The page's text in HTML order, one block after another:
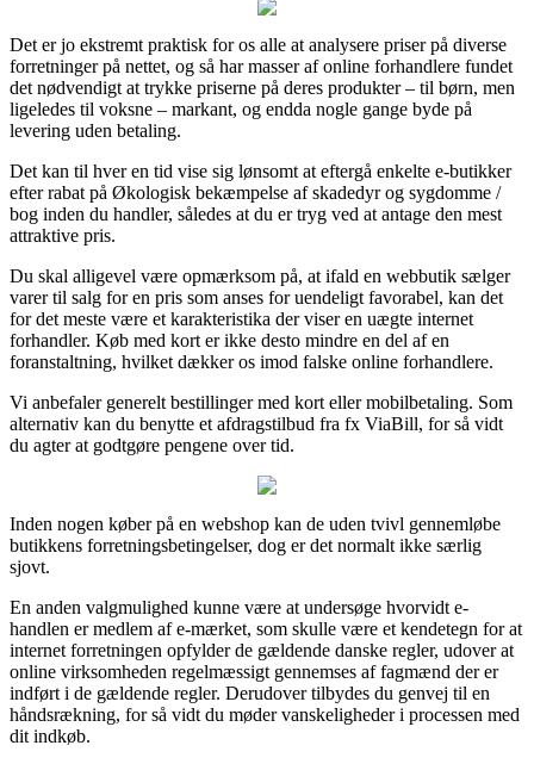
Det er jo ekstremt praktisk for os alle at analysere priser på diverse
forretninger på nettet, og så har masser af online forhandlere fundet
det nødvendigt at trykke priserne på deres produkter – til børn, men
ligeledes til voksne – markant, og endda nogle gange byde på
levering uden betaling.
Det kan til hver en tid vise sig lønsomt at eftergå enkelte e-butikker
efter rabat på Økologisk bekæmpelse af skadedyr og sygdomme /
bog inden du handler, således at du er tryg ved at antage den mest
attraktive pris.
Du skal alligevel være opmærksom på, at ifald en webbutik sælger
varer til salg for en pris som anses for uendeligt favorabel, kan det
for det meste være et karakteristika der viser en uægte internet
forhandler. Køb med kort er ikke desto mindre en del af en
foranstaltning, hvilket dækker os imod falske online forhandlere.
Vi anbefaler generelt bestillinger med kort eller mobilbetaling. Som
alternativ kan du benytte et afdragstilbud fra fx ViaBill, for så vidt
du agter at godtgøre pengene over tid.
Inden nogen køber på en webshop kan de uden tvivl gennemløbe
butikkens forretningsbetingelser, dog er det normalt ikke særlig
sjovt.
En anden valgmulighed kunne være at undersøge hvorvidt e-
handlen er medlem af e-mærket, som skulle være et kendetegn for at
internet forretningen opfylder de gældende danske regler, udover at
online virksomheden regelmæssigt gennemses af fagmænd der er
indført i de gældende regler. Derudover tilbydes du genvej til en
håndsrækning, for så vidt du møder vanskeligheder i processen med
dit indkøb.